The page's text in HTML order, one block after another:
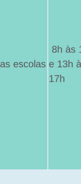
escolas
8h às
e 13h
17h